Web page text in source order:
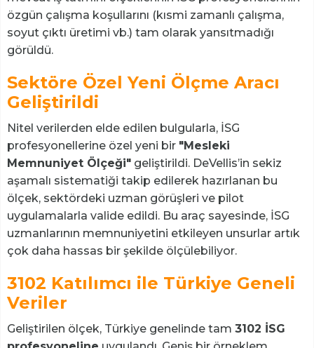
özgün çalışma koşullarını (kısmi zamanlı çalışma,
soyut çıktı üretimi vb.) tam olarak yansıtmadığı
görüldü.
Sektöre Özel Yeni Ölçme Aracı
Geliştirildi
Nitel verilerden elde edilen bulgularla, İSG
profesyonellerine özel yeni bir "Mesleki
Memnuniyet Ölçeği" geliştirildi. DeVellis’in sekiz
aşamalı sistematiği takip edilerek hazırlanan bu
ölçek, sektördeki uzman görüşleri ve pilot
uygulamalarla valide edildi. Bu araç sayesinde, İSG
uzmanlarının memnuniyetini etkileyen unsurlar artık
çok daha hassas bir şekilde ölçülebiliyor.
3102 Katılımcı ile Türkiye Geneli
Veriler
Geliştirilen ölçek, Türkiye genelinde tam 3102 İSG